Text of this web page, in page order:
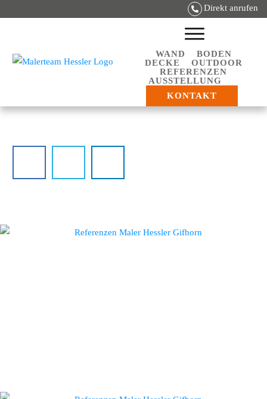
Direkt anrufen
WAND
BODEN
DECKE
OUTDOOR
REFERENZEN
AUSSTELLUNG
KONTAKT